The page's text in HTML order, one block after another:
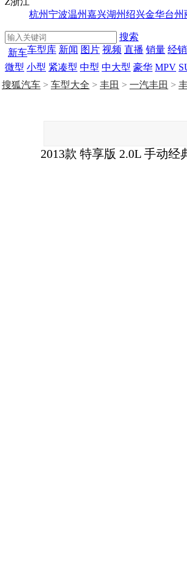
杭州宁波温州嘉兴湖州绍兴金华台州
搜索
车型库 新闻
新车 图片 视频 直播 销量 经
微型 小型 紧凑型 中型 中大型 豪华 MPV
搜狐汽车 > 车型大全 > 丰田 > 一汽丰田 >
2013款 特享版 2.0L 手动经